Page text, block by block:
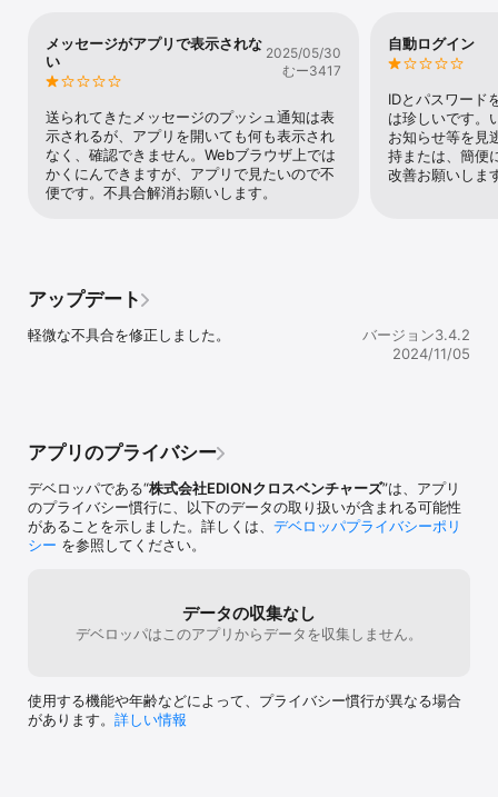
す。欠席連絡や参加お申込みも可能です。
□ 月々の月謝引き落とし履歴をご覧いただけます。
□ 通学に必要なユニフォームなどのアイテムをWEBからお申込みい
□ 先生が撮影した写真や動画で、スクールでのお子さまのご様子を
ご覧いただけます。会員以外には見えないため、セキュリティも安
心です。
□ 合宿やイベントの写真をご注文いただけます。
□ スクールバスの現在地をご確認いただけます。
メッセージがアプリで表示されな
い
2025/05/30
むー3417
送られてきたメッセージのプッシュ通知は表
示されるが、アプリを開いても何も表示され
なく、確認できません。Webブラウザ上では
かくにんできますが、アプリで見たいので不
便です。不具合解消お願いします。
自動ログイン
IDとパスワード
は珍しいです。
お知らせ等を見
持または、簡便
改善お願いしま
アップデート
軽微な不具合を修正しました。
バージョン3.4.2
2024/11/05
アプリのプライバシー
デベロッパである“株式会社EDIONクロスベンチャーズ”は、アプリ
のプライバシー慣行に、以下のデータの取り扱いが含まれる可能性
があることを示しました。詳しくは、 デベロッパプライバシーポリ
シー を参照してください。
データの収集なし
デベロッパはこのアプリからデータを収集しません。
使用する機能や年齢などによって、プライバシー慣行が異なる場合
があります。 詳しい情報